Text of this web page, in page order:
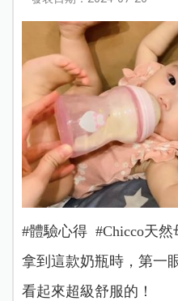
#體驗心得 #Chicco天然
拿到這款奶瓶時，第一
看起來超級舒服的！